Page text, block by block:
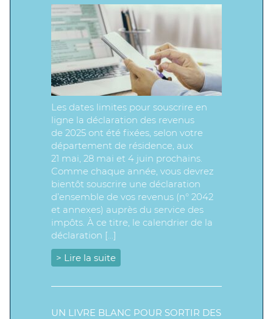
Les dates limites pour souscrire en
ligne la déclaration des revenus
de 2025 ont été fixées, selon votre
département de résidence, aux
21 mai, 28 mai et 4 juin prochains.
Comme chaque année, vous devrez
bientôt souscrire une déclaration
d’ensemble de vos revenus (n° 2042
et annexes) auprès du service des
impôts. À ce titre, le calendrier de la
déclaration […]
> Lire la suite
UN LIVRE BLANC POUR SORTIR DES